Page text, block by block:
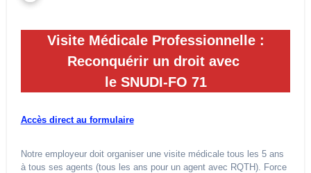
Visite Médicale Professionnelle :
Reconquérir un droit avec
le SNUDI-FO 71
Accès direct au formulaire
Notre employeur doit organiser une visite médicale tous les 5 ans
à tous ses agents (tous les ans pour un agent avec RQTH). Force